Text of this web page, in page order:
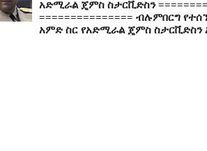
አድሚራል ጄምስ ስታርቪድስን
=============== ብሉምበርግ
አምድ ስር የአድሚራል ጄምስ ስታርቪድስን